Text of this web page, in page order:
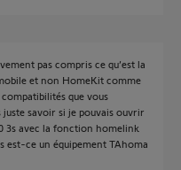
pas compris ce qu’est la
et non HomeKit comme
compatibilités que vous
juste savoir si je pouvais ouvrir
3s avec la fonction homelink
est-ce un équipement TAhoma